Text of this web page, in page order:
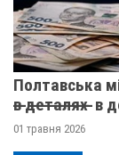
Полтавська
в̶ ̶д̶е̶т̶а̶л̶я̶х̶ ̶ в
01 травня 2026